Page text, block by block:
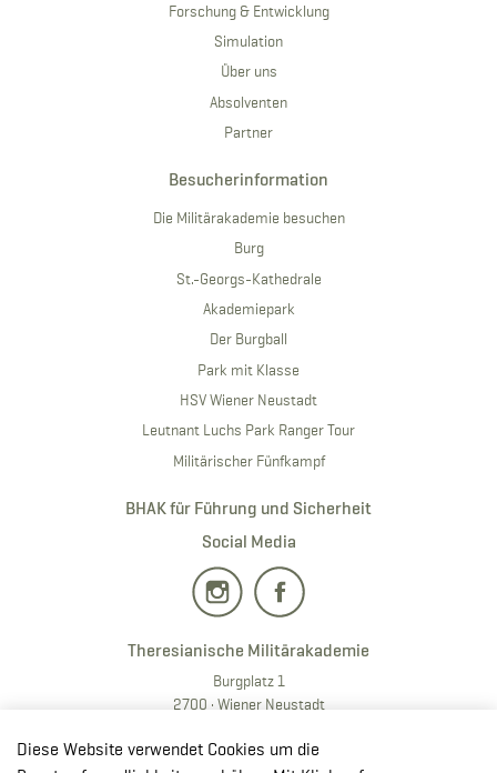
Forschung & Entwicklung
Simulation
Über uns
Absolventen
Partner
Besucherinformation
Die Militärakademie besuchen
Burg
St.-Georgs-Kathedrale
Akademiepark
Der Burgball
Park mit Klasse
HSV Wiener Neustadt
Leutnant Luchs Park Ranger Tour
Militärischer Fünfkampf
BHAK für Führung und Sicherheit
Social Media
Theresianische Militärakademie
Burgplatz 1
2700 · Wiener Neustadt
T:+43 50201 20 28901
Diese Website verwendet Cookies um die